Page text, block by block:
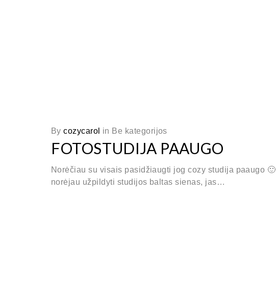
Bycozycarol in Be kategorijos
FOTOSTUDIJA PAAUGO
Norėčiau su visais pasidžiaugti jog cozy studija paaugo
norėjau užpildyti studijos baltas sienas, jas…